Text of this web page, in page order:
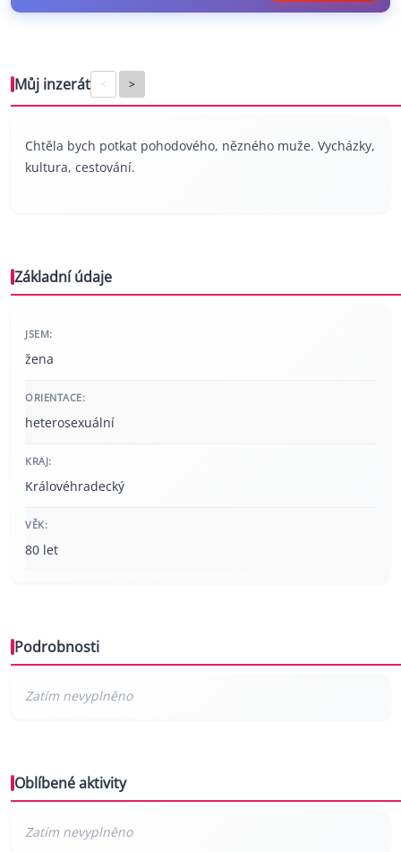
Můj inzerát < >
Chtěla bych potkat pohodového, nězného muže. Vycházky,
kultura, cestování.
Základní údaje
JSEM:
žena
ORIENTACE:
heterosexuální
KRAJ:
Královéhradecký
VĚK:
80 let
Podrobnosti
Oblíbené aktivity